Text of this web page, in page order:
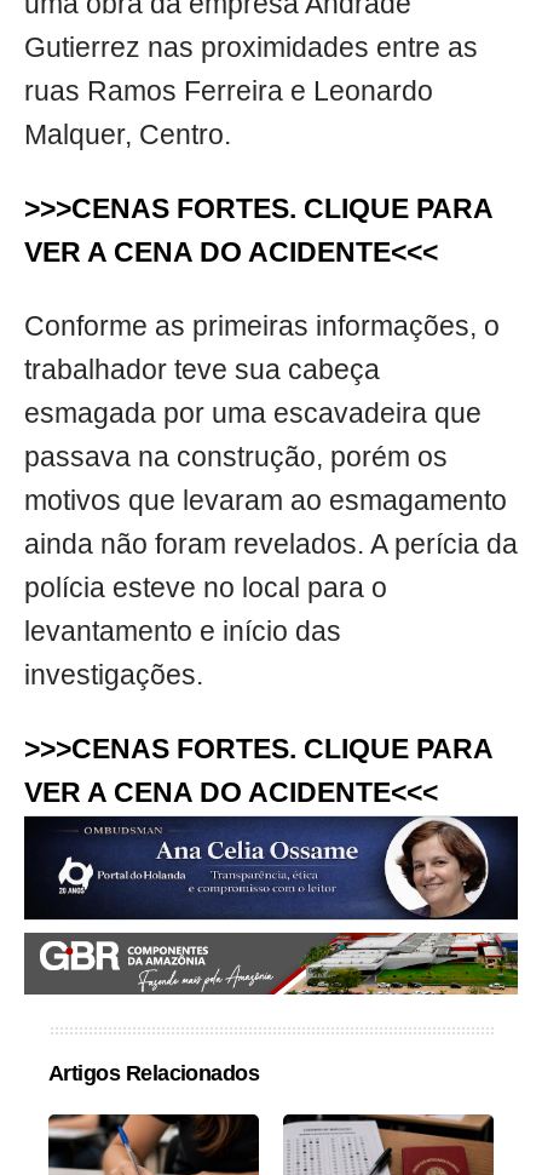
Gutierrez nas proximidades entre as
ruas Ramos Ferreira e Leonardo
Malquer, Centro.
>>>CENAS FORTES. CLIQUE PARA
VER A CENA DO ACIDENTE<<<
Conforme as primeiras informações, o
trabalhador teve sua cabeça
esmagada por uma escavadeira que
passava na construção, porém os
motivos que levaram ao esmagamento
ainda não foram revelados. A perícia da
polícia esteve no local para o
levantamento e início das
investigações.
>>>CENAS FORTES. CLIQUE PARA
VER A CENA DO ACIDENTE<<<
Artigos Relacionados